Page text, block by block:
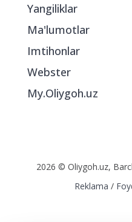
Yangiliklar
Ma'lumotlar
Imtihonlar
Webster
My.Oliygoh.uz
2026 © Oliygoh.uz,
Reklama /